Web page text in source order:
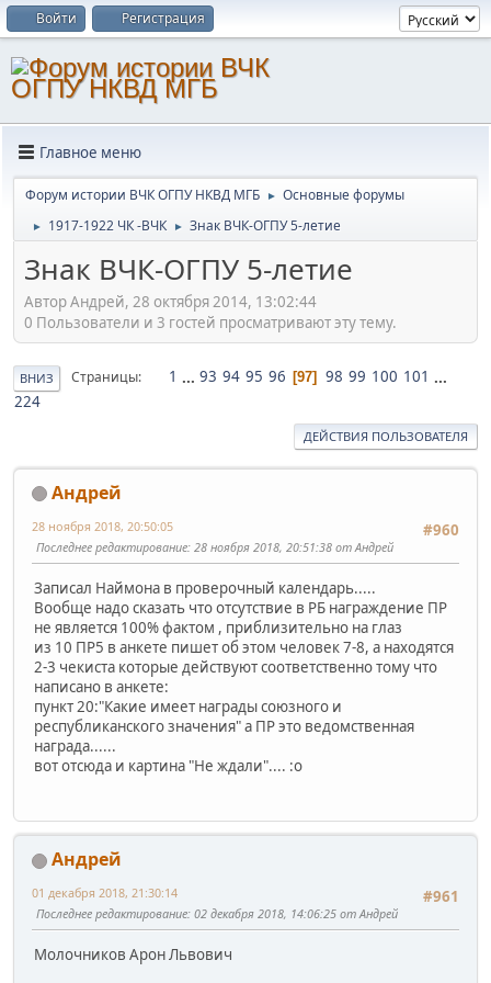
Войти Регистрация
Главное меню
Форум истории ВЧК ОГПУ НКВД МГБ ► Основные форумы
► 1917-1922 ЧК -ВЧК ► Знак ВЧК-ОГПУ 5-летие
Знак ВЧК-ОГПУ 5-летие
Автор Андрей, 28 октября 2014, 13:02:44
0 Пользователи и 3 гостей просматривают эту тему.
ВНИЗ Страницы 1 ... 93 94 95 96 97 98 99 100 101 ...
224
ДЕЙСТВИЯ ПОЛЬЗОВАТЕЛЯ
Андрей
#960
28 ноября 2018, 20:50:05
Последнее редактирование: 28 ноября 2018, 20:51:38 от Андрей
Записал Наймона в проверочный календарь.....
Вообще надо сказать что отсутствие в РБ награждение ПР
не является 100% фактом , приблизительно на глаз
из 10 ПР5 в анкете пишет об этом человек 7-8, а находятся
2-3 чекиста которые действуют соответственно тому что
написано в анкете:
пункт 20:"Какие имеет награды союзного и
республиканского значения" а ПР это ведомственная
награда......
вот отсюда и картина "Не ждали".... :o
Андрей
#961
01 декабря 2018, 21:30:14
Последнее редактирование: 02 декабря 2018, 14:06:25 от Андрей
Молочников Арон Львович